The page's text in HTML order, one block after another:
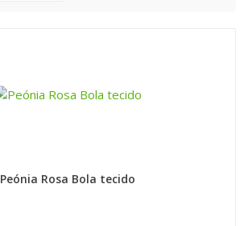
Peónia Rosa Bola tecido